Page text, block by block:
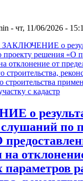
- чт, 11/06/2026 -
ЗАКЛЮЧЕНИЕ о
решения «О
отклонение от
строительства,
строительства
с кадастр
о
по